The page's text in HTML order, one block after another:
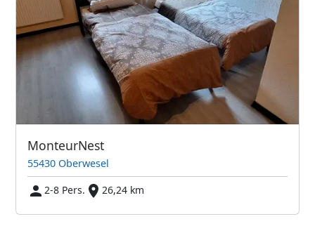
MonteurNest
55430 Oberwesel
2-8 Pers.
26,24 km